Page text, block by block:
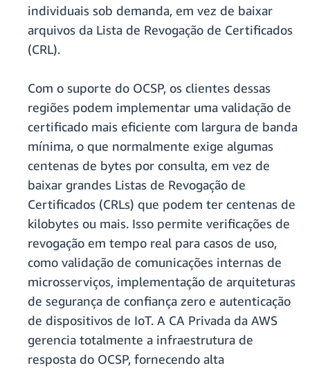
individuais sob demanda, em vez de baixar
arquivos da Lista de Revogação de Certificados
(CRL).
Com o suporte do OCSP, os clientes dessas
regiões podem implementar uma validação de
certificado mais eficiente com largura de banda
mínima, o que normalmente exige algumas
centenas de bytes por consulta, em vez de
baixar grandes Listas de Revogação de
Certificados (CRLs) que podem ter centenas de
kilobytes ou mais. Isso permite verificações de
revogação em tempo real para casos de uso,
como validação de comunicações internas de
microsserviços, implementação de arquiteturas
de segurança de confiança zero e autenticação
de dispositivos de IoT. A CA Privada da AWS
gerencia totalmente a infraestrutura de
resposta do OCSP, fornecendo alta